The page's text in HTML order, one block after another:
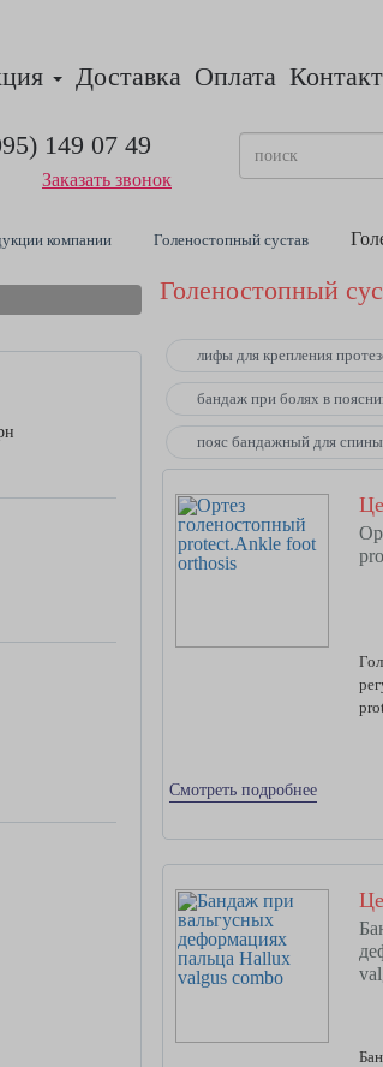
Доставка Оплата
149 07 49
Заказать звонок
компании Голеностопный сустав
Голеностопный
лифы для крепления
бандаж при болях в
пояс бандажный для спины
Смотреть подробнее